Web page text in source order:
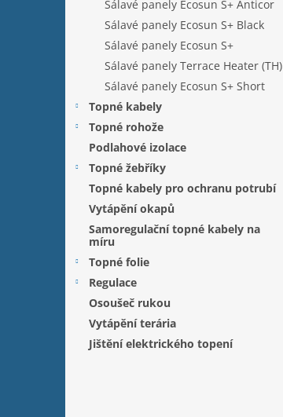
Sálavé panely Ecosun S+ Anticor
Sálavé panely Ecosun S+ Black
Sálavé panely Ecosun S+
Sálavé panely Terrace Heater (TH)
Sálavé panely Ecosun S+ Short
Topné kabely
Topné rohože
Podlahové izolace
Topné žebříky
Topné kabely pro ochranu potrubí
Vytápění okapů
Samoregulační topné kabely na
míru
Topné folie
Regulace
Osoušeč rukou
Vytápění terária
Jištění elektrického topení